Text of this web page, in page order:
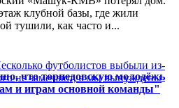
клубной базы, где жили
тушили, как часто и...
что торпедовскую молодёжь
и играм основной команды"
футболистов выбыли из-
не замечают, а мы вынуждены